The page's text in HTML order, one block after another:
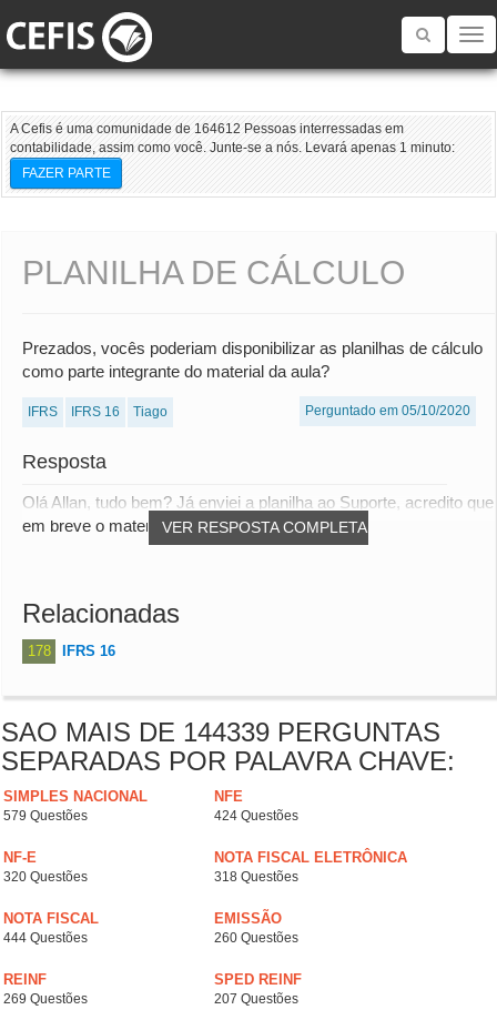
Toggle
A Cefis é uma comunidade de 164612 Pessoas interressadas em
contabilidade, assim como você. Junte-se a nós. Levará apenas 1 minuto:
FAZER PARTE
PLANILHA DE CÁLCULO
Prezados, vocês poderiam disponibilizar as planilhas de cálculo
como parte integrante do material da aula?
IFRS IFRS 16 Tiago Perguntado em 05/10/2020
Resposta
VER RESPOSTA COMPLETA
Olá Allan, tudo bem? Já enviei a planilha ao Suporte, acredito que
em breve o material será disponib...
Relacionadas
178 IFRS 16
SAO MAIS DE 144339 PERGUNTAS
SEPARADAS POR PALAVRA CHAVE:
SIMPLES NACIONAL
579 Questões
NFE
424 Questões
NF-E
320 Questões
NOTA FISCAL ELETRÔNICA
318 Questões
NOTA FISCAL
444 Questões
EMISSÃO
260 Questões
REINF
269 Questões
SPED REINF
207 Questões